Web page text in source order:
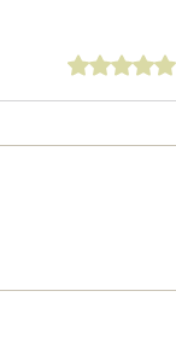
Mit 0 von